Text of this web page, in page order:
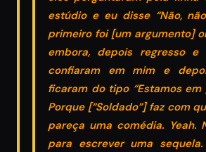
estúdio e eu disse “Não,
primeiro foi [um argumento]
embora, depois regresso
confiaram em mim e
ficaram do tipo “Estamos em
Porque [“Soldado”] faz com
pareça uma comédia. Yeah.
para escrever uma